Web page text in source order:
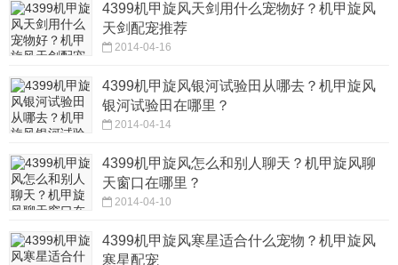
4399机甲旋风天剑用什么宠物好？机甲旋风
天剑配宠推荐
2014-04-16
4399机甲旋风银河试验田从哪去？机甲旋风
银河试验田在哪里？
2014-04-14
4399机甲旋风怎么和别人聊天？机甲旋风聊
天窗口在哪里？
2014-04-10
4399机甲旋风寒星适合什么宠物？机甲旋风
寒星配宠